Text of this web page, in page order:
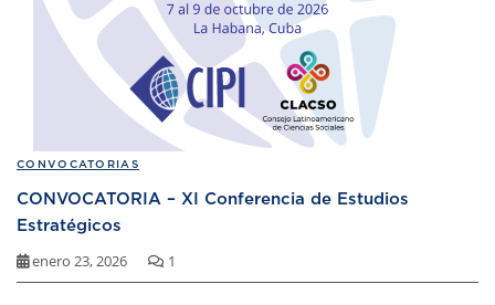
CONVOCATORIAS
CONVOCATORIA – XI Conferencia de Estudios
Estratégicos
enero 23, 2026 1